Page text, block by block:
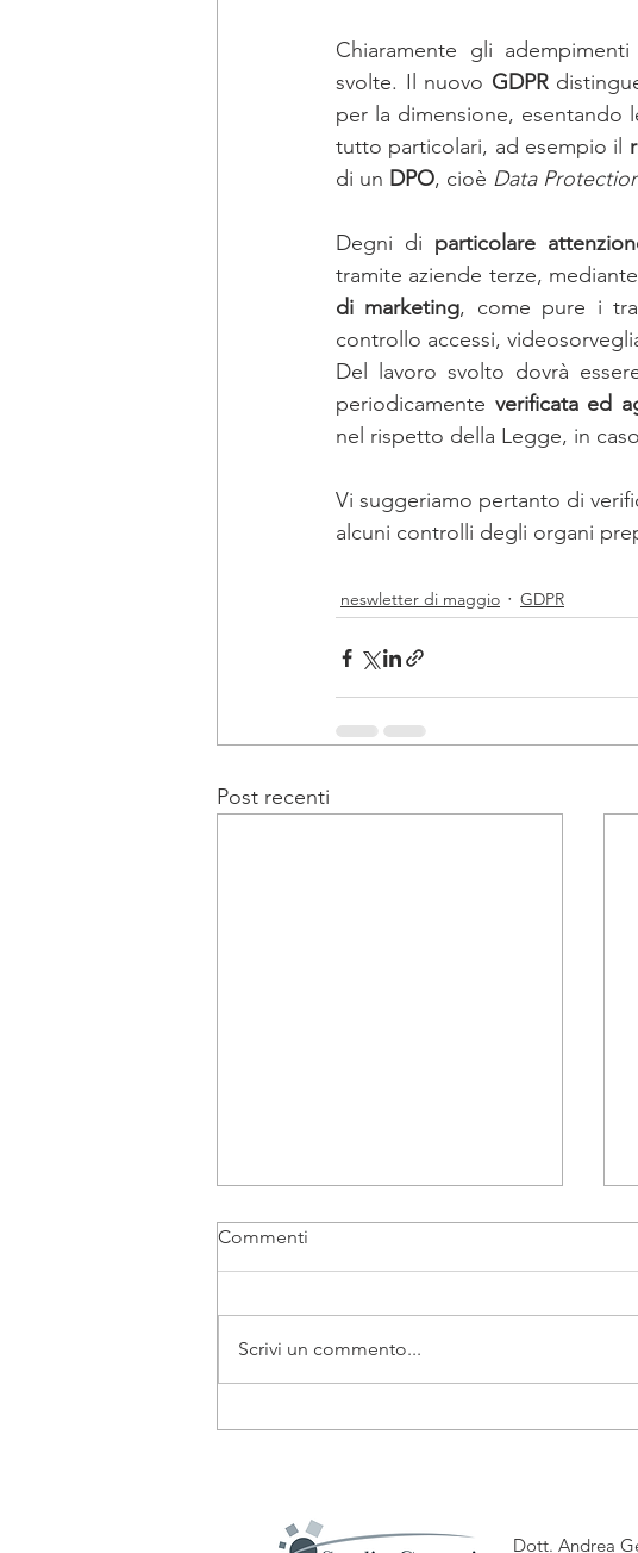
Chiaramente gli
svolte. Il nuovo GDPR
per la dimensione, esentando
tutto particolari, ad esempio il
di un DPO, cioè Data
Degni di particolare
tramite aziende terze, mediante
di marketing, come pure i
controllo accessi,
Del lavoro svolto dovrà
periodicamente verificata ed
nel rispetto della Legge, in
Vi suggeriamo pertanto di
alcuni controlli degli organi
neswletter di maggio GDPR
Post recenti
Commenti
Scrivi un commento...
Dott. Andrea